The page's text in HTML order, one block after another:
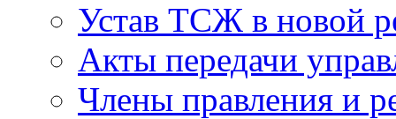
Устав ТСЖ в новой
Акты передачи
Члены правления и